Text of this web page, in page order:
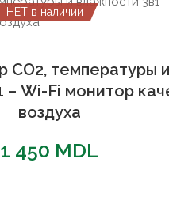
НЕТ в наличии
CO2, температуры и
– Wi-Fi монитор
воздуха
1 450 MDL